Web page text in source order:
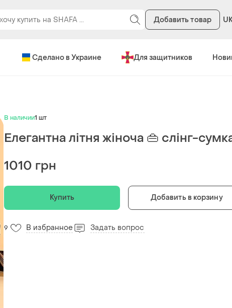
Добавить товар
Сделано в Украине Для защитников
В наличии1 шт
Елегантна літня жіноча 👜 слінг-
1010 грн
Купить Добавить в корзину
9 В избранное Задать вопрос